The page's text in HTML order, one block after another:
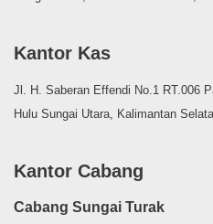
Kantor Kas
Jl. H. Saberan Effendi No.1 RT.006
Hulu Sungai Utara, Kalimantan
Kantor Cabang
Cabang Sungai Turak